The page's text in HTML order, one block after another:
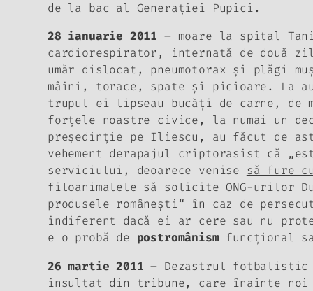
de la bac al Generaţiei Pupici.
28 ianuarie 2011 – moare la spital
cardiorespirator, internată de două
umăr dislocat, pneumotorax şi plăgi
mâini, torace, spate şi picioare. La
trupul ei lipseau bucăţi de carne, de
forţele noastre civice, la numai un
preşedinţie pe Iliescu, au făcut de
vehement derapajul criptorasist că
serviciului, deoarece venise să fure
filoanimalele să solicite ONG-urilor
produsele româneşti“ în caz de
indiferent dacă ei ar cere sau nu
e o probă de postromânismfuncţional
26 martie 2011– Dezastrul fotbalistic
insultat din tribune, care înainte noi